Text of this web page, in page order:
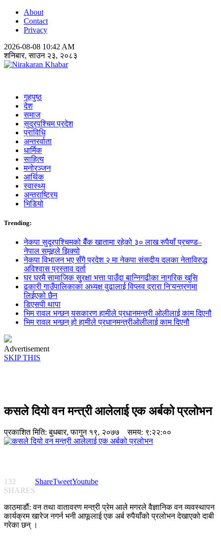
About
Contact
Privacy
2026-08-08 10:42 AM
शनिबार, साउन २३, २०८३
गृहपुष्ठ
देश
समाज
सुदुरपश्चिम प्रदेश
प्राविधि
अन्तरर्वाता
धार्मिक
साहित्य
मनोरञ्जन
आर्थिक
स्वास्थ्य
अन्तराष्ट्रिय
भिडियो
Trending:
नेकपा सुदूरपश्चिमको बैँक खातामा रहेको ३० लाख रुपैयाँ प्रचण्ड–
नेपाल समूहले झिक्य‍ो
नेकपा विभाजन भए सँगै प्रदेश २ मा नेकपा संसदीय दलका नेताविरुद्ध
अविश्वास प्रस्ताव दर्ता
घर घरमै सामाजिक सुुरक्षा भत्ता पाउँदा बान्निगढीका नागरिक खुसि
ढकारी गाउँपालिकाका अध्यक्ष वुढालाई विप्लव द्रारा नि'यन्त्रणमा
लिईएको छैन
डिएसपी थापा
भिम रावल भन्छन् यसकारण हामीले प्रधानमन्त्री ओलीलाई काम दिएनौ
भिम रावल भन्छन् हो हामीले प्रधानमन्त्रीओलीलाई काम दिएनौ
Advertisement
SKIP THIS
कसले दियो वन मन्त्री आलेलाई एक अर्बको प्रलोभन
प्रकाशित मिति:बुधबार, फागुन १९, २०७७ समय: ९:२२:००
132
SHARES
ShareTweetYoutube
काठमाडौं: वन तथा वातावरण मन्त्री प्रेम आले मगरले वैज्ञानिक वन व्यवस्थापन
कार्यक्रम खारेज नगर्न भनी आफूलाई एक अर्ब रुपैयाँको प्रलोभन देखाएको दाबी
गरेका छन् ।